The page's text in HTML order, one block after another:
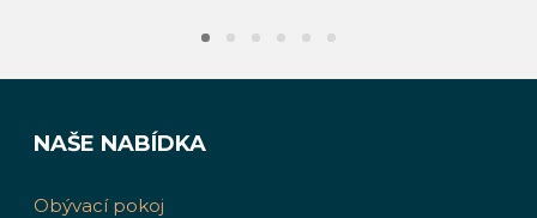
NAŠE NABÍDKA
Obývací pokoj